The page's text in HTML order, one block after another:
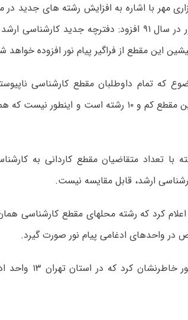
مهر با اشاره به افزایش رشته های جدید
دوره های فراگیر دانشگاه پیام نور در سال ۹۱ افزود: دفترچه
این مقطع از فراگیر پیام نور افزوده خواهد
که تمام داوطلبان مقطع کارشناسی
تاکید کرد که تعداد رشته ها در این مقطع کم و ۱۰ رشته است
داد: نسبت این ۱۰ رشته با تعداد متقاضیان مقطع
ارشد، قابل مقایسه نیست.
اعلام کرد که رشته محلهای مقطع کارشناسی
واحدهای ادغامی پیام نور صورت گیرد.
این مقام مسئول